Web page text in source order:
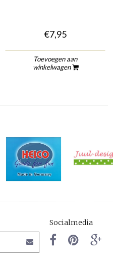
€7,95
Toevoegen aan
winkelwagen
Socialmedia